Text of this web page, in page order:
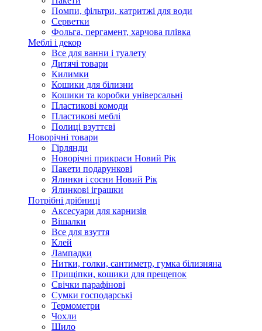
Помпи, фільтри, катритжі для води
Серветки
Фольга, пергамент, харчова плівка
Меблі і декор
Все для ванни і туалету
Дитячі товари
Килимки
Кошики для білизни
Кошики та коробки універсальні
Пластикові комоди
Пластикові меблі
Полиці взуттєві
Новорічні товари
Гірлянди
Новорічні прикраси Новий Рік
Пакети подарункові
Ялинки і сосни Новий Рік
Ялинкові іграшки
Потрібні дрібниці
Аксесуари для карнизів
Вішалки
Все для взуття
Клей
Лампадки
Нитки, голки, сантиметр, гумка білизняна
Прищіпки, кошики для прещепок
Свічки парафінові
Сумки господарські
Термометри
Чохли
Шило